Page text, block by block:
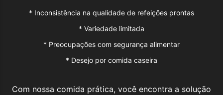
* Inconsistência na qualidade de refeições prontas
* Variedade limitada
* Preocupações com segurança alimentar
* Desejo por comida caseira
Com nossa comida prática, você encontra a solução